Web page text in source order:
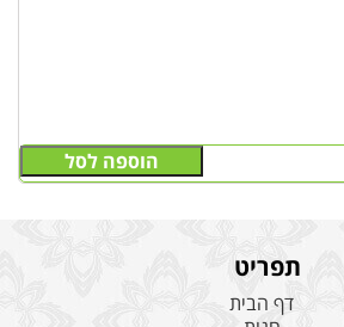
הוספה לסל
תפריט
דף הבית